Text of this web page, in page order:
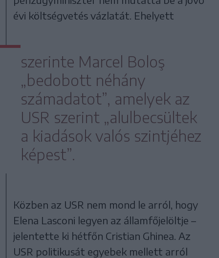
évi költségvetés vázlatát. Ehelyett
szerinte Marcel Boloş
„bedobott néhány
számadatot”, amelyek az
USR szerint „alulbecsültek
a kiadások valós szintjéhez
képest”.
Közben az USR nem mond le arról, hogy
Elena Lasconi legyen az államfőjelöltje –
jelentette ki hétfőn Cristian Ghinea. Az
USR politikusát egyebek mellett arról